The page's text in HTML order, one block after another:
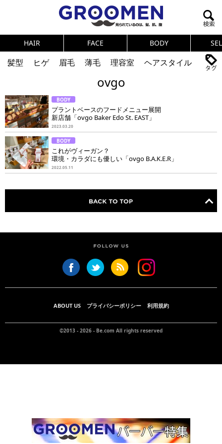
HAIR FACE BODY
髪型 ヒゲ 眉毛 薄毛 理容室
ヘアスタイル
ニオイ
連載
メンズコスメ
NEWS PICK UP 筋肉
テストステロン
海外セレブ
健康
スキンケア 食事
トレーニング
好印象な男
頭皮ケア
ovgo
BODY
プラントベースのフードメニュー展開
新店舗「ovgo Baker Edo St. EAST」
2023.03.20
BODY
これがヴィーガン？
環境・カラダにも優しい「ovgo B.A.K.E.R」
2022.05.11
ABOUT US プライバシーポリシー 利用規約
©2013 - 2026 - Be.com All rights reserved